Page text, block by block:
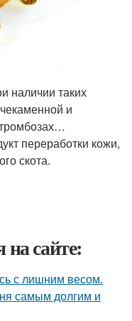
наличии таких
и
переработки кожи,
скота.
сайте:
с лишним весом.
самым долгим и